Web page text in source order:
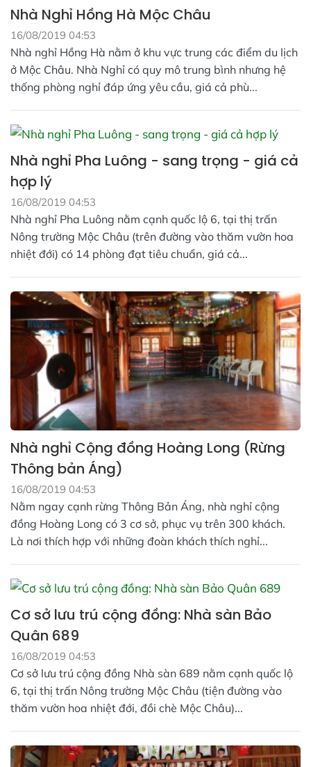
Nhà Nghỉ Hồng Hà Mộc Châu
16/08/2019 04:53
Nhà nghỉ Hồng Hà nằm ở khu vực trung các điểm du lịch
ở Mộc Châu. Nhà Nghỉ có quy mô trung bình nhưng hệ
thống phòng nghỉ đáp ứng yêu cầu, giá cả phù...
Nhà nghỉ Pha Luông - sang trọng - giá cả
hợp lý
16/08/2019 04:53
Nhà nghỉ Pha Luông nằm cạnh quốc lộ 6, tại thị trấn
Nông trường Mộc Châu (trên đường vào thăm vườn hoa
nhiệt đới) có 14 phòng đạt tiêu chuẩn, giá cả...
Nhà nghỉ Cộng đồng Hoàng Long (Rừng
Thông bản Áng)
16/08/2019 04:53
Nằm ngay cạnh rừng Thông Bản Áng, nhà nghỉ cộng
đồng Hoàng Long có 3 cơ sở, phục vụ trên 300 khách.
Là nơi thích hợp với những đoàn khách thích nghỉ...
Cơ sở lưu trú cộng đồng: Nhà sàn Bảo
Quân 689
16/08/2019 04:53
Cơ sở lưu trú cộng đồng Nhà sàn 689 nằm cạnh quốc lộ
6, tại thị trấn Nông trường Mộc Châu (tiện đường vào
thăm vườn hoa nhiệt đới, đồi chè Mộc Châu)...